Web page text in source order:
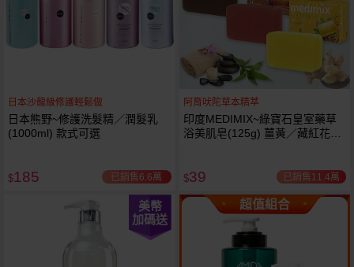
日本沙龍級修護輕鬆做
日本熊野~修護洗髮精／潤髮乳
(1000ml) 款式可選
$185 已銷售6.6萬
阿育吠陀草本精萃
印度MEDIMIX~綠寶石皇室藥草
浴美肌皂(125g) 薑黃／藏紅花／
$39 已銷售11.4萬
美幣
加碼送
超值組合